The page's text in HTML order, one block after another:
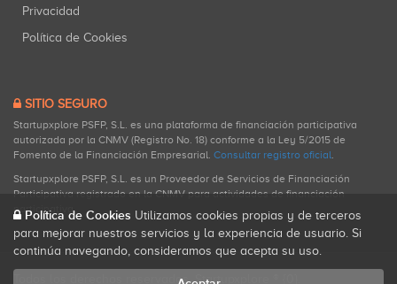
Privacidad
Política de Cookies
SITIO SEGURO
Startupxplore PSFP, S.L. es una plataforma de financiación participativa
autorizada por la CNMV (Registro No. 18) conforme a la Ley 5/2015 de
Fomento de la Financiación Empresarial. Consultar registro oficial.
Startupxplore PSFP, S.L. es un Proveedor de Servicios de Financiación
Participativa registrado en la CNMV para actividades de financiación
participativa.
Todos los derechos reservados. Startupxplore ® {0}.
Política de Cookies Utilizamos cookies propias y de terceros
para mejorar nuestros servicios y la experiencia de usuario. Si
continúa navegando, consideramos que acepta su uso.